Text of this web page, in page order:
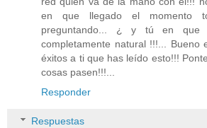
en que llegado el momento
preguntando... ¿ y tú en que
completamente natural !!!... Bueno
éxitos a ti que has leído esto!!!
cosas pasen!!!...
Responder
Respuestas